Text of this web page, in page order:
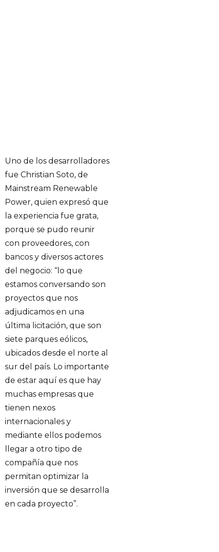
Uno de los desarrolladores
fue Christian Soto, de
Mainstream Renewable
Power, quien expresó que
la experiencia fue grata,
porque se pudo reunir
con proveedores, con
bancos y diversos actores
del negocio: “lo que
estamos conversando son
proyectos que nos
adjudicamos en una
última licitación, que son
siete parques eólicos,
ubicados desde el norte al
sur del país. Lo importante
de estar aquí es que hay
muchas empresas que
tienen nexos
internacionales y
mediante ellos podemos
llegar a otro tipo de
compañía que nos
permitan optimizar la
inversión que se desarrolla
en cada proyecto”.